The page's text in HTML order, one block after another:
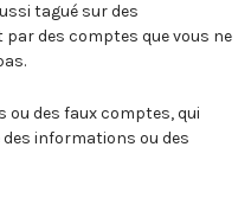
tagué sur des
des comptes que vous ne
ou des faux comptes, qui
informations ou des